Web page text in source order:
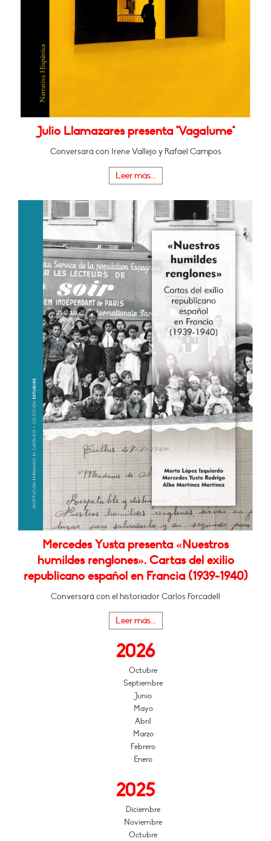
Julio Llamazares presenta "Vagalume"
Conversará con Irene Vallejo y Rafael Campos
Leer más...
Mercedes Yusta presenta «Nuestros
humildes renglones». Cartas del exilio
republicano español en Francia (1939-1940)
Conversará con el historiador Carlos Forcadell
Leer más...
2026
Octubre
Septiembre
Junio
Mayo
Abril
Marzo
Febrero
Enero
2025
Diciembre
Noviembre
Octubre